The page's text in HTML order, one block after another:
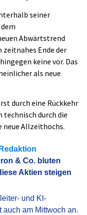
seiner
Abwärtstrend
Ende der
keine vor. Das
als neue
durch eine Rückkehr
technisch durch die
neue Allzeithochs.
& Co. bluten
Aktien steigen
und KI-​
auch am Mittwoch an.